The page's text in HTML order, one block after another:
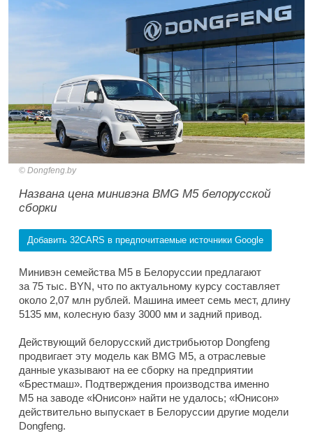
Dongfeng.by
Названа цена минивэна BMG M5 белорусской
сборки
Добавить 32CARS в предпочитаемые источники Google
Минивэн семейства M5 в Белоруссии предлагают
за 75 тыс. BYN, что по актуальному курсу составляет
около 2,07 млн рублей. Машина имеет семь мест, длину
5135 мм, колесную базу 3000 мм и задний привод.
Действующий белорусский дистрибьютор Dongfeng
продвигает эту модель как BMG M5, а отраслевые
данные указывают на ее сборку на предприятии
«Брестмаш». Подтверждения производства именно
M5 на заводе «Юнисон» найти не удалось; «Юнисон»
действительно выпускает в Белоруссии другие модели
Dongfeng.